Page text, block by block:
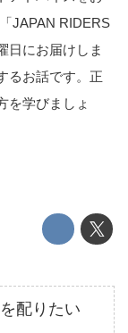
「JAPAN RIDERS
日にお届けしま
るお話です。正
を学びましょ
配りたい